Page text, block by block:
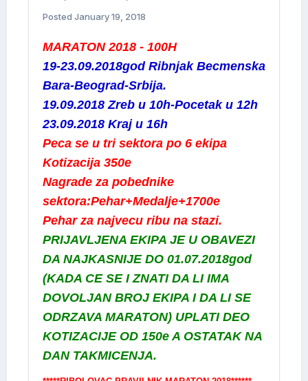
Posted January 19, 2018
MARATON 2018 - 100H
19-23.09.2018god Ribnjak Becmenska
Bara-Beograd-Srbija.
19.09.2018 Zreb u 10h-Pocetak u 12h
23.09.2018 Kraj u 16h
Peca se u tri sektora po 6 ekipa
Kotizacija 350e
Nagrade za pobednike
sektora:Pehar+Medalje+1700e
Pehar za najvecu ribu na stazi.
PRIJAVLJENA EKIPA JE U OBAVEZI
DA NAJKASNIJE DO 01.07.2018god
(KADA CE SE I ZNATI DA LI IMA
DOVOLJAN BROJ EKIPA I DA LI SE
ODRZAVA MARATON) UPLATI DEO
KOTIZACIJE OD 150e A OSTATAK NA
DAN TAKMICENJA.